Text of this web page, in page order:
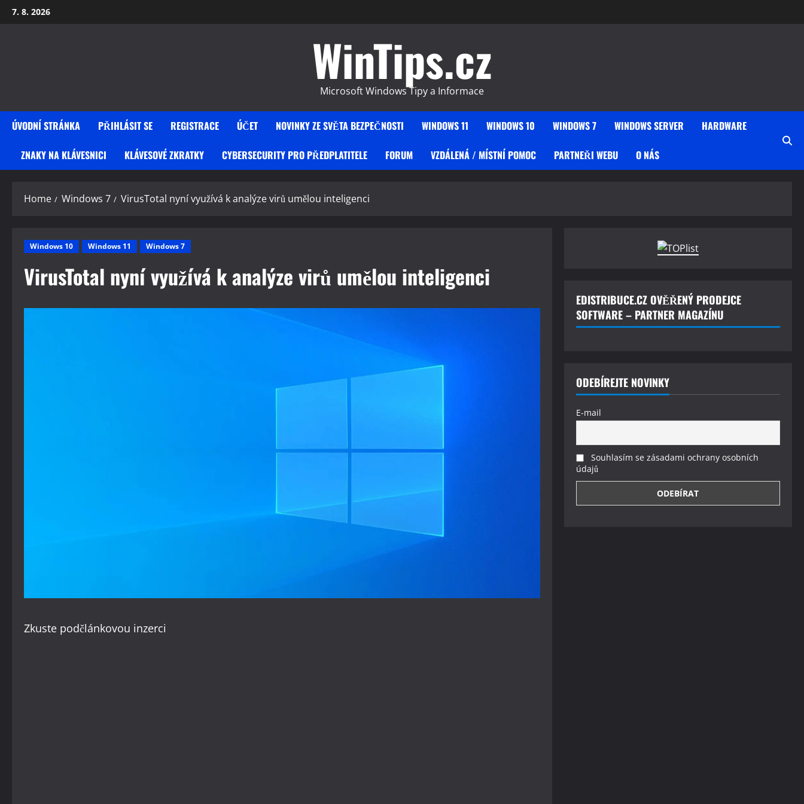
Skip
to
7. 8. 2026
WinTips.cz
Microsoft Windows Tipy a Informace
ÚVODNÍ STRÁNKA PŘIHLÁSIT SE REGISTRACE ÚČET NOVINKY ZE SVĚTA BEZPEČNOSTI WINDOWS 11 WINDOWS 10 WINDOWS 7 WINDOWS SERVER HARDWARE
ZNAKY NA KLÁVESNICI KLÁVESOVÉ ZKRATKY CYBERSECURITY PRO PŘEDPLATITELE FORUM VZDÁLENÁ / MÍSTNÍ POMOC PARTNEŘI WEBU O NÁS
Home Windows 7 VirusTotal nyní využívá k analýze virů umělou inteligenci
Windows 10 Windows 11 Windows 7
VirusTotal nyní využívá k analýze virů umělou inteligenci
Zkuste podčlánkovou inzerci
EDISTRIBUCE.CZ OVĚŘENÝ PRODEJCE
SOFTWARE – PARTNER MAGAZÍNU
ODEBÍREJTE NOVINKY
E-mail
Souhlasím se zásadami ochrany osobních
údajů